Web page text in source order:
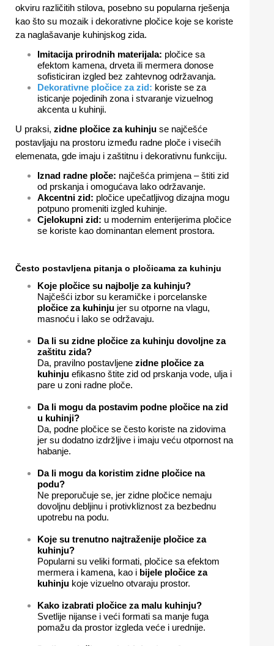
okviru različitih stilova, posebno su popularna rješenja
kao što su mozaik i dekorativne pločice koje se koriste
za naglašavanje kuhinjskog zida.
Imitacija prirodnih materijala: pločice sa
efektom kamena, drveta ili mermera donose
sofisticiran izgled bez zahtevnog održavanja.
Dekorativne pločice za zid: koriste se za
isticanje pojedinih zona i stvaranje vizuelnog
akcenta u kuhinji.
U praksi, zidne pločice za kuhinju se najčešće
postavljaju na prostoru između radne ploče i visećih
elemenata, gde imaju i zaštitnu i dekorativnu funkciju.
Iznad radne ploče: najčešća primjena – štiti zid
od prskanja i omogućava lako održavanje.
Akcentni zid: pločice upečatljivog dizajna mogu
potpuno promeniti izgled kuhinje.
Cjelokupni zid: u modernim enterijerima pločice
se koriste kao dominantan element prostora.
Često postavljena pitanja o pločicama za kuhinju
Koje pločice su najbolje za kuhinju?
Najčešći izbor su keramičke i porcelanske
pločice za kuhinju jer su otporne na vlagu,
masnoću i lako se održavaju.
Da li su zidne pločice za kuhinju dovoljne za
zaštitu zida?
Da, pravilno postavljene zidne pločice za
kuhinju efikasno štite zid od prskanja vode, ulja i
pare u zoni radne ploče.
Da li mogu da postavim podne pločice na zid
u kuhinji?
Da, podne pločice se često koriste na zidovima
jer su dodatno izdržljive i imaju veću otpornost na
habanje.
Da li mogu da koristim zidne pločice na
podu?
Ne preporučuje se, jer zidne pločice nemaju
dovoljnu debljinu i protivkliznost za bezbednu
upotrebu na podu.
Koje su trenutno najtraženije pločice za
kuhinju?
Popularni su veliki formati, pločice sa efektom
mermera i kamena, kao i bijele pločice za
kuhinju koje vizuelno otvaraju prostor.
Kako izabrati pločice za malu kuhinju?
Svetlije nijanse i veći formati sa manje fuga
pomažu da prostor izgleda veće i urednije.